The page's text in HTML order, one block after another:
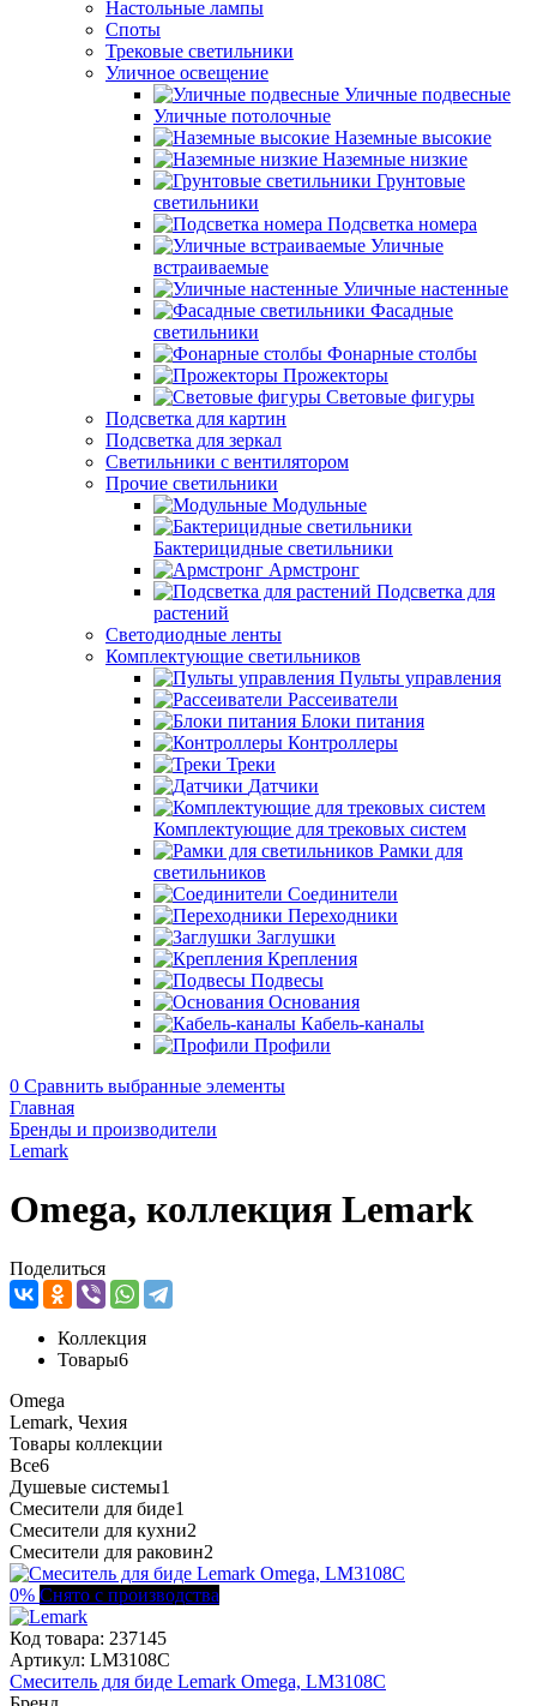
Настольные лампы
Споты
Трековые светильники
Уличное освещение
Уличные подвесные
Уличные потолочные
Наземные высокие
Наземные низкие
Грунтовые
светильники
Подсветка номера
Уличные
встраиваемые
Уличные настенные
Фасадные
светильники
Фонарные столбы
Прожекторы
Световые фигуры
Подсветка для картин
Подсветка для зеркал
Светильники с вентилятором
Прочие светильники
Модульные
Бактерицидные светильники
Армстронг
Подсветка для
растений
Светодиодные ленты
Комплектующие светильников
Пульты управления
Рассеиватели
Блоки питания
Контроллеры
Треки
Датчики
Комплектующие для трековых систем
Рамки для
светильников
Соединители
Переходники
Заглушки
Крепления
Подвесы
Основания
Кабель-каналы
Профили
0 Сравнить выбранные элементы
Главная
Бренды и производители
Lemark
Omega, коллекция Lemark
Поделиться
Коллекция
Товары6
Omega
Lemark, Чехия
Товары коллекции
Все6
Душевые системы1
Смесители для биде1
Смесители для кухни2
Смесители для раковин2
0% Снято с производства
Код товара: 237145
Артикул: LM3108C
Смеситель для биде Lemark Omega, LM3108C